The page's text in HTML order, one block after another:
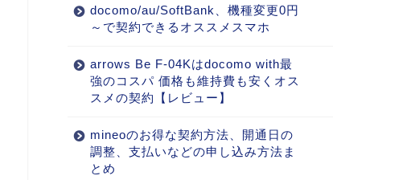
docomo/au/SoftBank、機種変更0円
～で契約できるオススメスマホ
arrows Be F-04Kはdocomo with最
強のコスパ 価格も維持費も安くオス
スメの契約【レビュー】
mineoのお得な契約方法、開通日の
調整、支払いなどの申し込み方法ま
とめ